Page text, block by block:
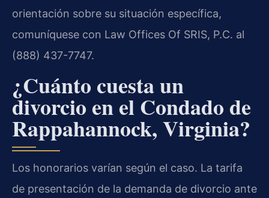
orientación sobre su situación específica,
comuníquese con Law Offices Of SRIS, P.C. al
(888) 437-7747.
¿Cuánto cuesta un
divorcio en el Condado de
Rappahannock, Virginia?
Los honorarios varían según el caso. La tarifa
de presentación de la demanda de divorcio ante